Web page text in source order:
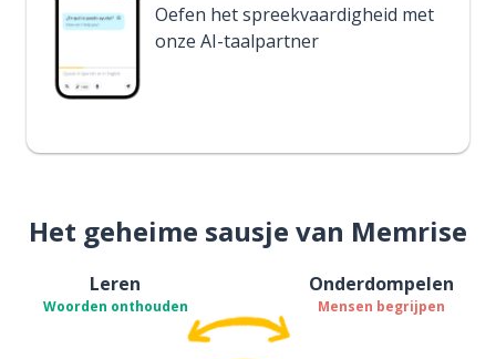
Oefen het spreekvaardigheid met
onze AI-taalpartner
Het geheime sausje van Memrise
Leren
Woorden onthouden
Onderdompelen
Mensen begrijpen